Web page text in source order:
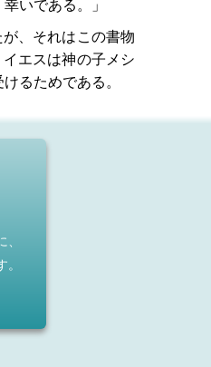
いである。」
、それはこの書物
エスは神の子メシ
るためである。